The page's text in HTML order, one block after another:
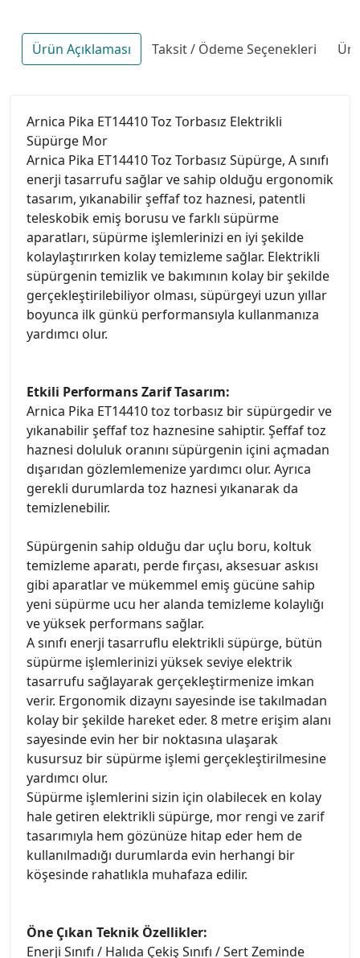
Ürün Açıklaması Taksit / Ödeme Seçenekleri
Arnica Pika ET14410 Toz Torbasız Elektrikli
Süpürge Mor
Arnica Pika ET14410 Toz Torbasız Süpürge, A sınıfı
enerji tasarrufu sağlar ve sahip olduğu ergonomik
tasarım, yıkanabilir şeffaf toz haznesi, patentli
teleskobik emiş borusu ve farklı süpürme
aparatları, süpürme işlemlerinizi en iyi şekilde
kolaylaştırırken kolay temizleme sağlar. Elektrikli
süpürgenin temizlik ve bakımının kolay bir şekilde
gerçekleştirilebiliyor olması, süpürgeyi uzun yıllar
boyunca ilk günkü performansıyla kullanmanıza
yardımcı olur.
Etkili Performans Zarif Tasarım:
Arnica Pika ET14410 toz torbasız bir süpürgedir ve
yıkanabilir şeffaf toz haznesine sahiptir. Şeffaf toz
haznesi doluluk oranını süpürgenin içini açmadan
dışarıdan gözlemlemenize yardımcı olur. Ayrıca
gerekli durumlarda toz haznesi yıkanarak da
temizlenebilir.
Süpürgenin sahip olduğu dar uçlu boru, koltuk
temizleme aparatı, perde fırçası, aksesuar askısı
gibi aparatlar ve mükemmel emiş gücüne sahip
yeni süpürme ucu her alanda temizleme kolaylığı
ve yüksek performans sağlar.
A sınıfı enerji tasarruflu elektrikli süpürge, bütün
süpürme işlemlerinizi yüksek seviye elektrik
tasarrufu sağlayarak gerçekleştirmenize imkan
verir. Ergonomik dizaynı sayesinde ise takılmadan
kolay bir şekilde hareket eder. 8 metre erişim alanı
sayesinde evin her bir noktasına ulaşarak
kusursuz bir süpürme işlemi gerçekleştirilmesine
yardımcı olur.
Süpürme işlemlerini sizin için olabilecek en kolay
hale getiren elektrikli süpürge, mor rengi ve zarif
tasarımıyla hem gözünüze hitap eder hem de
kullanılmadığı durumlarda evin herhangi bir
köşesinde rahatlıkla muhafaza edilir.
Öne Çıkan Teknik Özellikler:
Enerji Sınıfı / Halıda Çekiş Sınıfı / Sert Zeminde